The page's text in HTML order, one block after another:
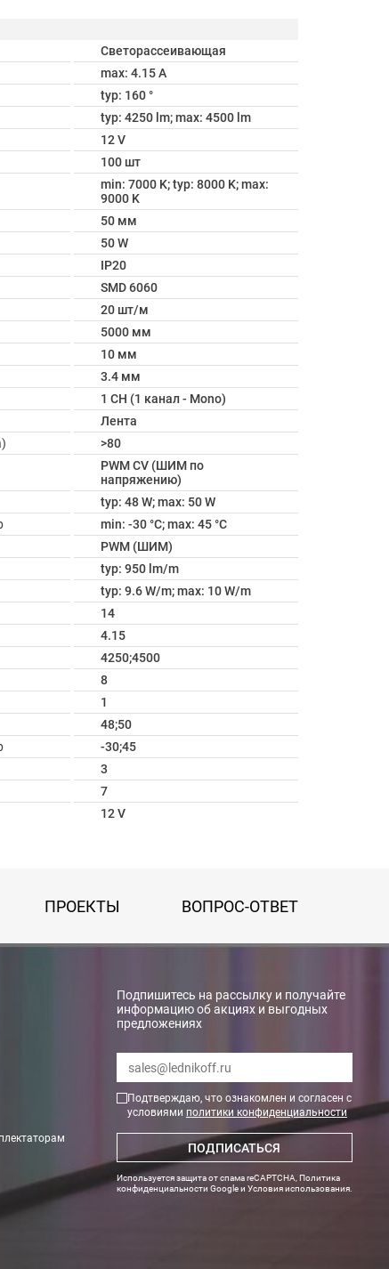
Светорассеивающая
max: 4.15 A
typ: 160 °
typ: 4250 lm; max: 4500 lm
12 V
100 шт
min: 7000 K; typ: 8000 K; max:
9000 K
50 мм
50 W
IP20
SMD 6060
20 шт/м
5000 мм
10 мм
3.4 мм
1 CH (1 канал - Mono)
Лента
>80
PWM СV (ШИМ по
напряжению)
typ: 48 W; max: 50 W
min: -30 °C; max: 45 °C
PWM (ШИМ)
typ: 950 lm/m
typ: 9.6 W/m; max: 10 W/m
14
4.15
4250;4500
8
1
48;50
-30;45
3
7
12 V
поступают на наш счет в течении 3-5 дней.
ПРОЕКТЫ ВОПРОС-ОТВЕТ
Подпишитесь на рассылку и получайте
информацию об акциях и выгодных
предложениях
Подтверждаю, что ознакомлен и согласен с
условиями политики конфиденциальности
ПОДПИСАТЬСЯ
Используется защита от спама reCAPTCHA, Политика
конфиденциальности Googleи Условия использования.